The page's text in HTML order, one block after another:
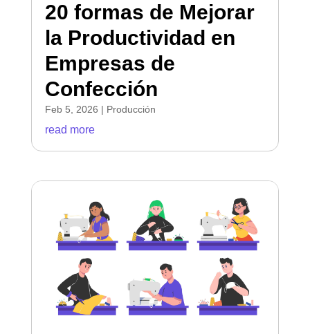
20 formas de Mejorar
la Productividad en
Empresas de
Confección
Feb 5, 2026 | Producción
read more